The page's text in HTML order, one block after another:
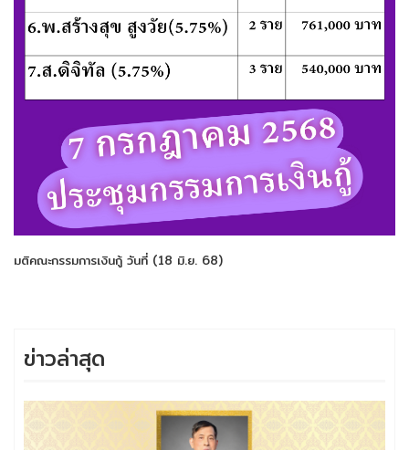
มติคณะกรรมการเงินกู้ วันที่ (18 มิ.ย. 68)
ข่าวล่าสุด